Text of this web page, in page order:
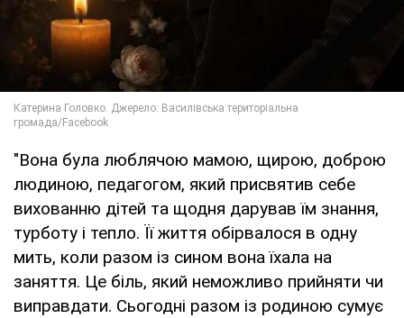
"Вона була люблячою мамою, щирою, доброю
людиною, педагогом, який присвятив себе
вихованню дітей та щодня дарував їм знання,
турботу і тепло. Її життя обірвалося в одну
мить, коли разом із сином вона їхала на
заняття. Це біль, який неможливо прийняти чи
виправдати. Сьогодні разом із родиною сумує